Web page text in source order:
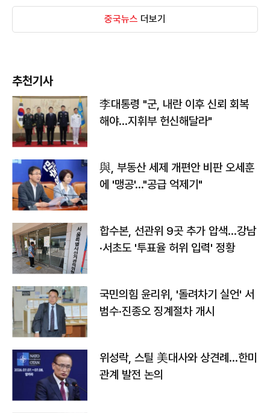
중국뉴스 더보기
추천기사
李대통령 "군, 내란 이후 신뢰 회복
해야…지휘부 헌신해달라"
與, 부동산 세제 개편안 비판 오세훈
에 '맹공'…"공급 억제기"
합수본, 선관위 9곳 추가 압색…강남
·서초도 '투표율 허위 입력' 정황
국민의힘 윤리위, '돌려차기 실언' 서
범수·진종오 징계절차 개시
위성락, 스틸 美대사와 상견례…한미
관계 발전 논의